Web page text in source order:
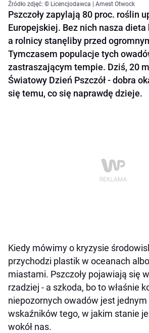
Źródło zdjęć: © Licencjodawca | Amest Otwock
Pszczoły zapylają 80 proc. roślin
Europejskiej. Bez nich nasza dieta
a rolnicy stanęliby przed
Tymczasem populacje tych
zastraszającym tempie. Dziś, 20
Światowy Dzień Pszczół - dobra
się temu, co się naprawdę dzieje.
Kiedy mówimy o kryzysie
przychodzi plastik w oceanach
miastami. Pszczoły pojawiają się
rzadziej - a szkoda, bo to właśnie
niepozornych owadów jest jednym
wskaźników tego, w jakim stanie
wokół nas.